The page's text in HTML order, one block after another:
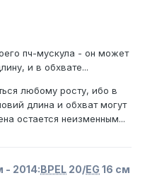
пч-мускула - он может
и в обхвате...
любому росту, ибо в
длина и обхват могут
остается неизменным...
- 2014:BPEL 20/EG 16 см